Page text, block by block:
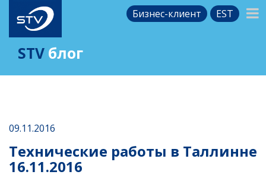
Бизнес-клиент EST
STV блог
09.11.2016
Технические работы в Таллинне
16.11.2016